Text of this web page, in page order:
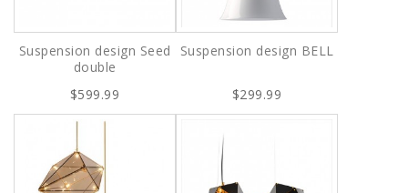
Suspension design Seed
double
$599.99
Suspension design BELL
$299.99